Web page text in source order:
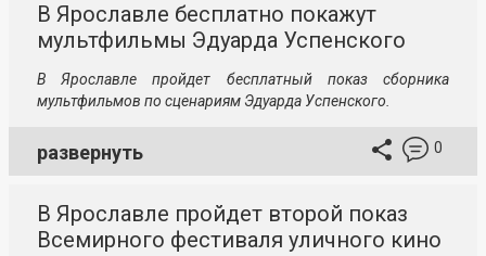
В Ярославле бесплатно покажут
мультфильмы Эдуарда Успенского
В Ярославле пройдет бесплатный показ сборника
мультфильмов по сценариям Эдуарда Успенского.
развернуть 0
В Ярославле пройдет второй показ
Всемирного фестиваля уличного кино